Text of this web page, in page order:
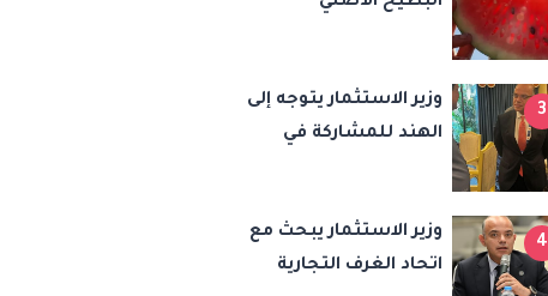
3
وزير الاستثمار يتوجه إلى
الهند للمشاركة في
التعاون التجاري
والاستثماري
4
وزير الاستثمار يبحث مع
اتحاد الغرف التجارية